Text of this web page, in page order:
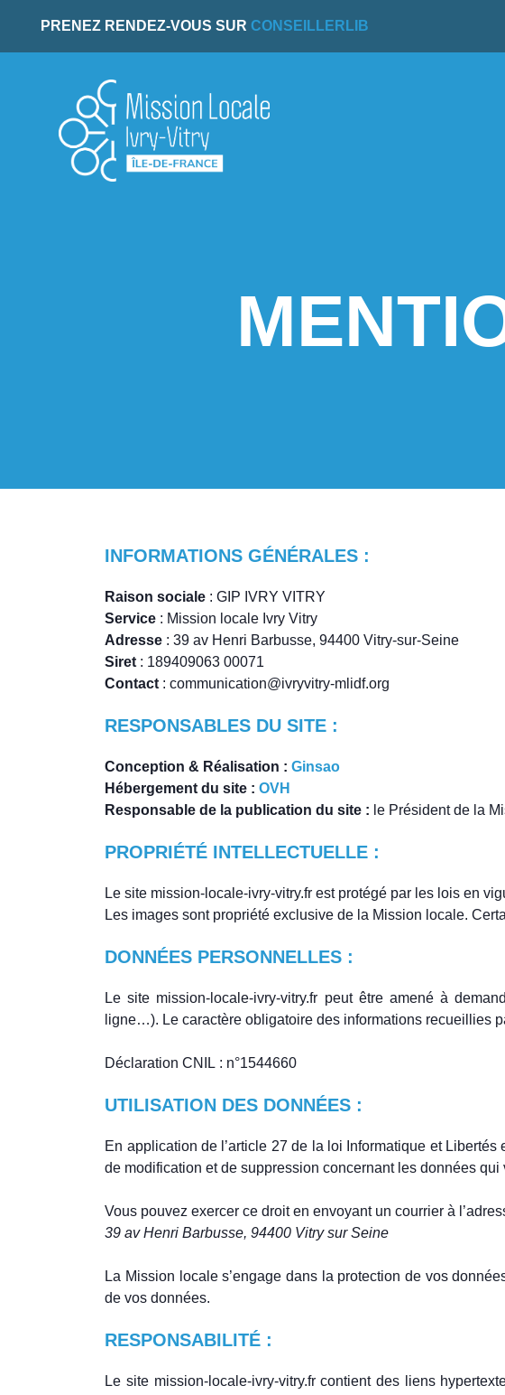
PRENEZ RENDEZ-VOUS SUR CONSEILLERLIB
INFORMATIONS GÉNÉRALES :
Raison sociale : GIP IVRY VITRY
Service : Mission locale Ivry Vitry
Adresse : 39 av Henri Barbusse, 94400 Vitry-sur-Seine
Siret : 189409063 00071
Contact : communication@ivryvitry-mlidf.org
RESPONSABLES DU SITE :
Conception & Réalisation :Ginsao
Hébergement du site :OVH
Responsable de la publication du site : le Président de la
PROPRIÉTÉ INTELLECTUELLE :
Le site mission-locale-ivry-vitry.fr est protégé par les lois en
Les images sont propriété exclusive de la Mission locale.
DONNÉES PERSONNELLES :
Le site mission-locale-ivry-vitry.fr peut être amené à
ligne…). Le caractère obligatoire des informations recueillies
Déclaration CNIL : n°1544660
UTILISATION DES DONNÉES :
En application de l’article 27 de la loi Informatique et
de modification et de suppression concernant les données qui
Vous pouvez exercer ce droit en envoyant un courrier à
39 av Henri Barbusse, 94400 Vitry sur Seine
La Mission locale s’engage dans la protection de vos
de vos données.
RESPONSABILITÉ :
Le site mission-locale-ivry-vitry.fr contient des liens